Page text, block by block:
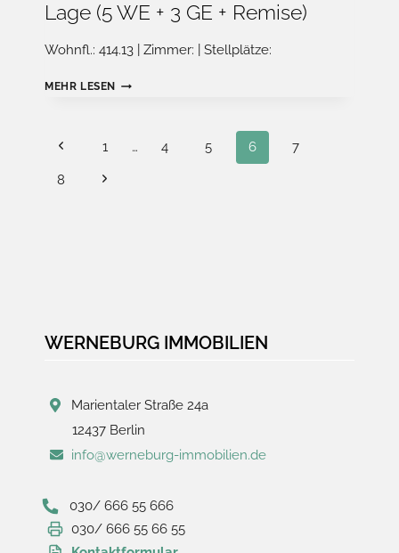
Lage (5 WE + 3 GE + Remise)
Wohnfl.: 414.13 | Zimmer: | Stellplätze:
MEHR LESEN
–
PERSPEKTIVE
3
REMISE)
Seitennavigation
Previous
Page
1 … 4 5 6 7
8
Next
WERNEBURG IMMOBILIEN
Marientaler Straße 24a
12437 Berlin
info@werneburg-immobilien.de
030/ 666 55 666
030/ 666 55 66 55